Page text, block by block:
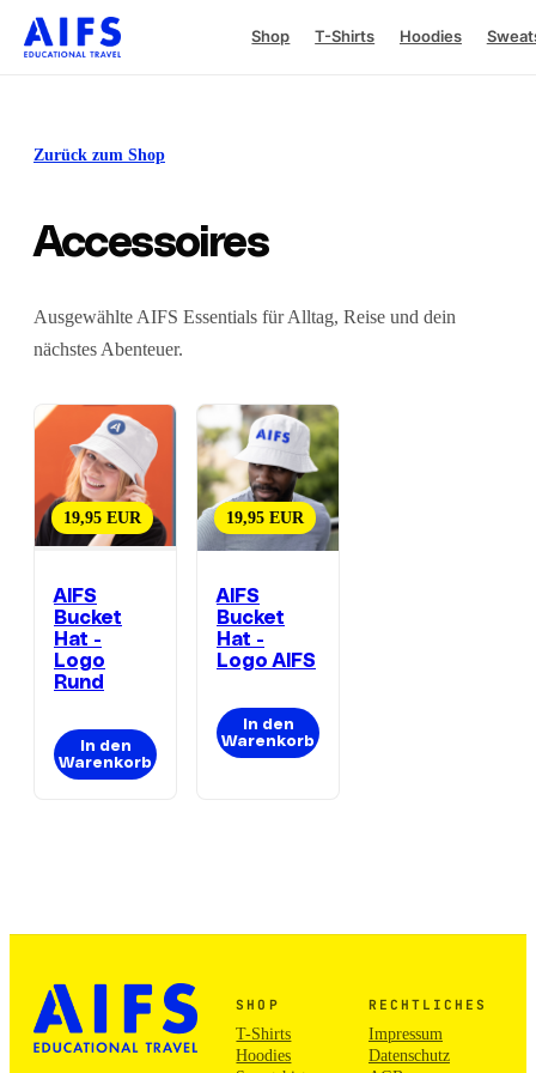
Shop T-Shirts Hoodies
Zurück zum Shop
Accessoires
Ausgewählte AIFS Essentials für Alltag, Reise und dein
nächstes Abenteuer.
19,95 EUR
AIFS
Bucket
Hat -
Logo
Rund
In den
Warenkorb
19,95 EUR
AIFS
Bucket
Hat -
Logo AIFS
In den
Warenkorb
SHOP
T-Shirts
Hoodies
RECHTLICHES
Impressum
Datenschutz